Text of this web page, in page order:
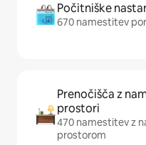
Počitniške
670 namestitev
Prenočišča z
prostori
470 namestitev z
prostorom